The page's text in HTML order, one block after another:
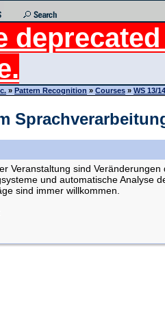
» Pattern Recognition » Courses » WS 13/14
Veranstaltung sind
und automatische Analyse
sind immer willkommen.